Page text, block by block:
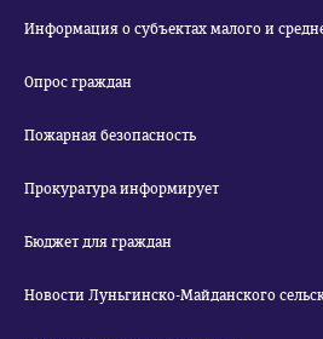
Информация о субъектах малого и
Опрос граждан
Пожарная безопасность
Прокуратура информирует
Бюджет для граждан
Новости Луньгинско-Майданского